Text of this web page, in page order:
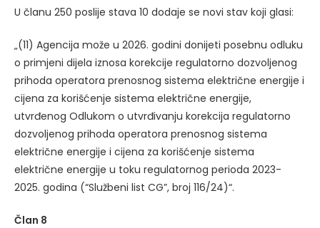
U članu 250 poslije stava 10 dodaje se novi stav koji glasi:
„(11) Agencija može u 2026. godini donijeti posebnu odluku
o primjeni dijela iznosa korekcije regulatorno dozvoljenog
prihoda operatora prenosnog sistema električne energije i
cijena za korišćenje sistema električne energije,
utvrđenog Odlukom o utvrđivanju korekcija regulatorno
dozvoljenog prihoda operatora prenosnog sistema
električne energije i cijena za korišćenje sistema
električne energije u toku regulatornog perioda 2023-
2025. godina (“Službeni list CG”, broj 116/24)“.
Član 8